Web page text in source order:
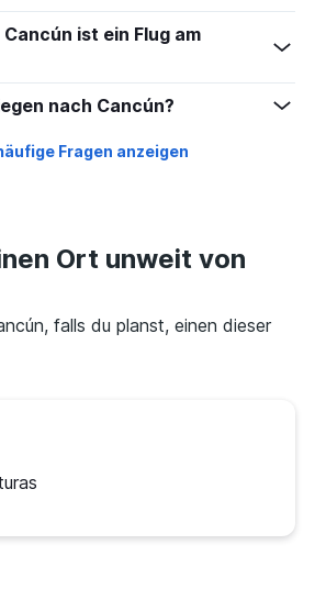
ist ein Flug am
nach Cancún?
Fragen anzeigen
Ort unweit von
falls du planst, einen dieser